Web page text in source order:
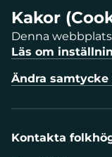
Kakor
Denna
Läs om
Ändra
Kontakta